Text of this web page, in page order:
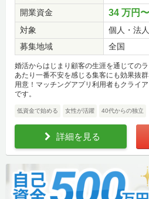
開業資金
34 万円〜
対象
個人・法人
募集地域
全国
婚活からはじまり顧客の生涯を通じての
あたり一番不安を感じる集客にも効果抜
用意！マッチングアプリ利用者もクライ
です。
低資金で始める 女性が活躍 40代からの独立
詳細を見る